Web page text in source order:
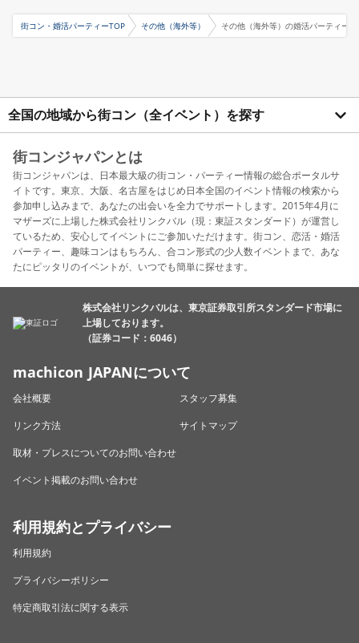
街コン・婚活パーティーTOP その他（海外等） その他（海外等）の婚活パーティー
全国の地域から街コン（全イベント）を探す
街コンジャパンとは
街コンジャパンは、日本最大級の街コン・パーティー情報の総合ポータルサ
イトです。東京、大阪、名古屋をはじめ日本全国のイベント情報の検索から
参加申し込みまで、あなたの出会いを全力でサポートします。2015年4月に
マザーズに上場した株式会社リンクバル（現：東証スタンダード）が運営し
ているため、安心してイベントにご参加いただけます。街コン、恋活・婚活
パーティー、趣味コンはもちろん、合コン形式の少人数イベントまで、あな
たにピッタリのイベントが、いつでも簡単に探せます。
株式会社リンクバルは、東京証券取引所スタンダード市場に
上場しております。
（証券コード：6046）
machicon JAPANについて
会社概要
スタッフ募集
リンク方法
サイトマップ
取材・プレスについてのお問い合わせ
イベント掲載のお問い合わせ
利用規約とプライバシー
利用規約
プライバシーポリシー
特定商取引法に関する表示